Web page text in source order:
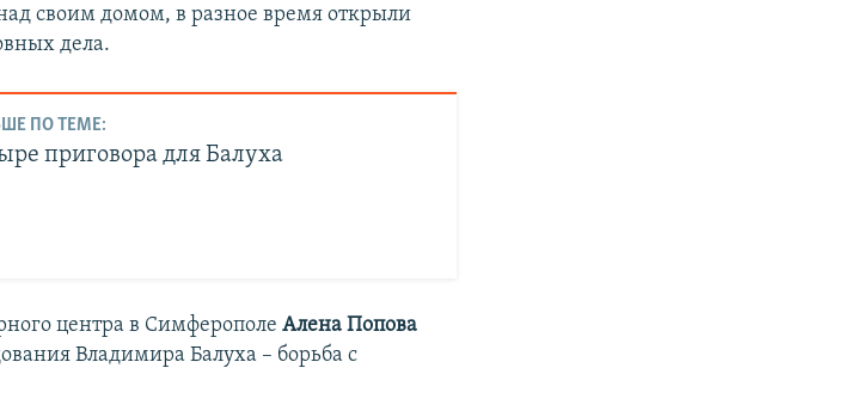
своим домом, в разное время открыли
дела.
ПО ТЕМЕ:
приговора для Балуха
центра в СимферополеАлена Попова
Владимира Балуха – борьба с